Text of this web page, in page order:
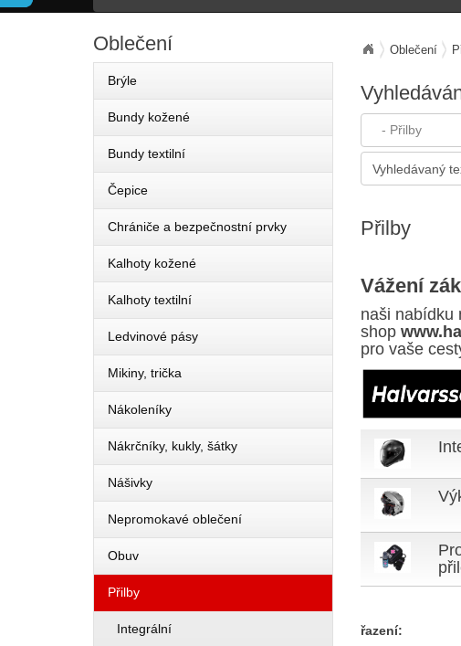
Oblečení
Přilby
Vážení
naši nabídku
shop
pro vaše
řazení:
Oblečení
Brýle
Bundy kožené
Bundy textilní
Čepice
Chrániče a bezpečnostní prvky
Kalhoty kožené
Kalhoty textilní
Ledvinové pásy
Mikiny, trička
Nákoleníky
Nákrčníky, kukly, šátky
Nášivky
Nepromokavé oblečení
Obuv
Přilby
Integrální